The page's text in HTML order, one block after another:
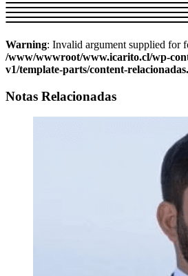
Warning: Invalid argument supplied for
/www/wwwroot/www.icarito.cl/wp-
v1/template-parts/content-
Notas Relacionadas